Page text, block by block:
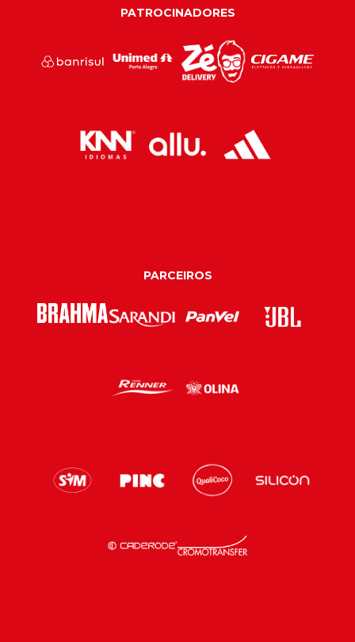
PATROCINADORES
PARCEIROS